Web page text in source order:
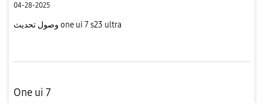
04-28-2025
وصول تحديث one ui 7 s23 ultra
One ui 7